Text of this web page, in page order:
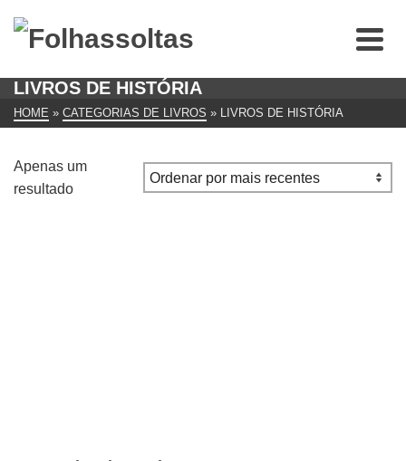
LIVROS DE HISTÓRIA
HOME » CATEGORIAS DE LIVROS » LIVROS DE HISTÓRIA
Apenas um
resultado